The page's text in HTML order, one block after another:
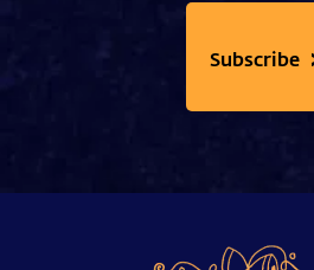
Subscribe